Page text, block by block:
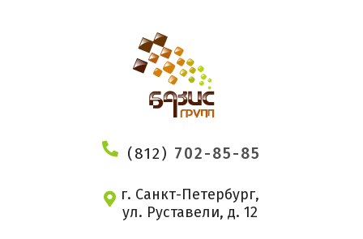
(812) 702-85-85
г. Санкт-Петербург,
ул. Руставели, д. 12